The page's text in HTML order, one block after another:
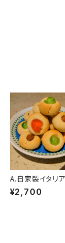
A.自家製イタリ
菓子詰め合わせ
入り）
¥2,700